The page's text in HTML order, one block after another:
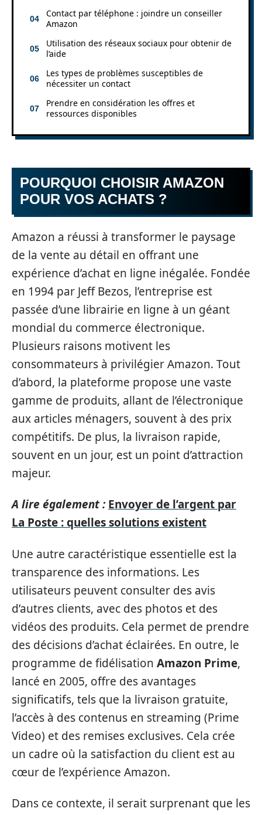
Contact par téléphone : joindre un conseiller
Amazon
Utilisation des réseaux sociaux pour obtenir de
l’aide
Les types de problèmes susceptibles de
nécessiter un contact
Prendre en considération les offres et
ressources disponibles
POURQUOI CHOISIR AMAZON
POUR VOS ACHATS ?
Amazon a réussi à transformer le paysage
de la vente au détail en offrant une
expérience d’achat en ligne inégalée. Fondée
en 1994 par Jeff Bezos, l’entreprise est
passée d’une librairie en ligne à un géant
mondial du commerce électronique.
Plusieurs raisons motivent les
consommateurs à privilégier Amazon. Tout
d’abord, la plateforme propose une vaste
gamme de produits, allant de l’électronique
aux articles ménagers, souvent à des prix
compétitifs. De plus, la livraison rapide,
souvent en un jour, est un point d’attraction
majeur.
A lire également : Envoyer de l’argent par
La Poste : quelles solutions existent
Une autre caractéristique essentielle est la
transparence des informations. Les
utilisateurs peuvent consulter des avis
d’autres clients, avec des photos et des
vidéos des produits. Cela permet de prendre
des décisions d’achat éclairées. En outre, le
programme de fidélisation Amazon Prime,
lancé en 2005, offre des avantages
significatifs, tels que la livraison gratuite,
l’accès à des contenus en streaming (Prime
Video) et des remises exclusives. Cela crée
un cadre où la satisfaction du client est au
cœur de l’expérience Amazon.
Dans ce contexte, il serait surprenant que les